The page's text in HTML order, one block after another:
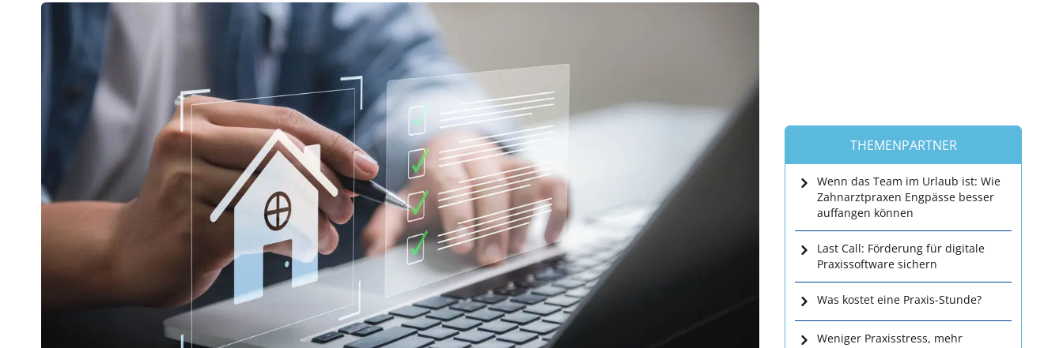
THEMENPARTNER
Wenn das Team im Urlaub ist: Wie
Zahnarztpraxen Engpässe besser
auffangen können
Last Call: Förderung für digitale
Praxissoftware sichern
Was kostet eine Praxis-Stunde?
Weniger Praxisstress, mehr